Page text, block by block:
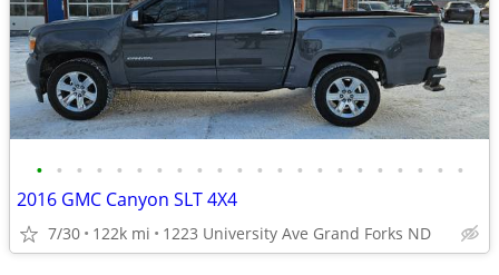
• • • • • • • • • • • • • • • • • • • • • •
2016 GMC Canyon SLT 4X4
7/30 122k mi 1223 University Ave Grand Forks ND